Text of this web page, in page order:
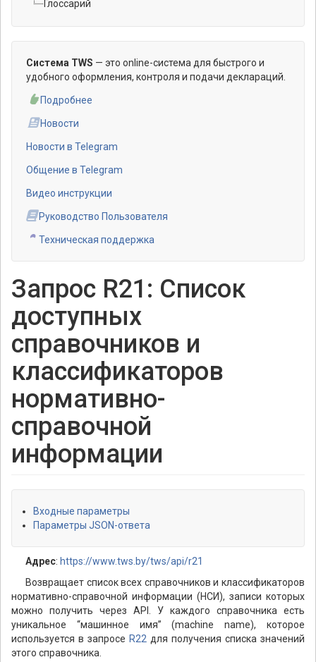
Глоссарий
Система TWS — это online-система для быстрого и
удобного оформления, контроля и подачи деклараций.
Подробнее
Новости
Новости в Telegram
Общение в Telegram
Видео инструкции
Руководство Пользователя
Техническая поддержка
Запрос R21: Список
доступных
справочников и
классификаторов
нормативно-
справочной
информации
Входные параметры
Параметры JSON-ответа
Адрес: https://www.tws.by/tws/api/r21
Возвращает список всех справочников и классификаторов
нормативно-справочной информации (НСИ), записи которых
можно получить через API. У каждого справочника есть
уникальное “машинное имя” (machine name), которое
используется в запросе R22 для получения списка значений
этого справочника.